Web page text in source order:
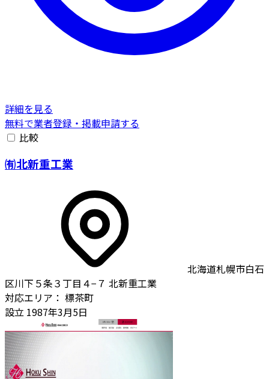
詳細を見る
無料で業者登録・掲載申請する
比較
㈲北新重工業
北海道札幌市白石
区川下５条３丁目４−７ 北新重工業
対応エリア： 標茶町
設立 1987年3月5日